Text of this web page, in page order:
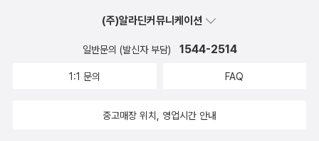
가 오는 날보다도 조금은 피로감이 조금 더 들기도 하는데, 아직
은 오전 시간이라서 잘 모르겠습니다. ^^; 요즘에 화단에 이 꽃
들이 나타나기 시작했습니다. 9월부터 보이는 이 꽃의 이름이 아
건 아닌 것 같은데, 지나가다 보면 한두 개 정도가 꽃이 피어도 붉
(주)알라딘커뮤니케이션
일반문의 (발신자 부담) 1544-2514
1:1 문의 FAQ
중고매장 위치, 영업시간 안내